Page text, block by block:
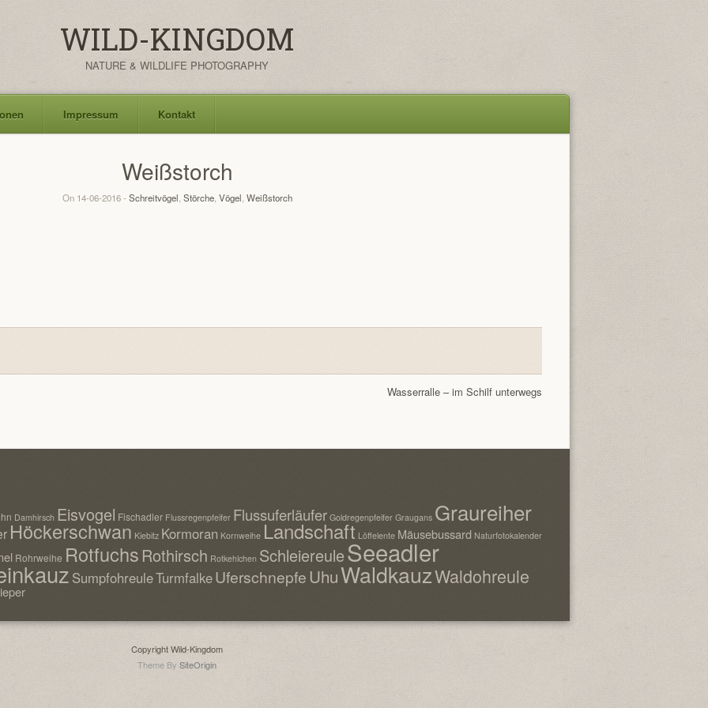
WILD-KINGDOM
NATURE & WILDLIFE PHOTOGRAPHY
Impressum Kontakt
Weißstorch
On 14-06-2016 - Schreitvögel Störche, Vögel Weißstorch
Wasserralle – im Schilf unterwegs
Damhirsch Eisvogel Fischadler Flussregenpfeifer Flussuferläufer Goldregenpfeifer Graugans Graureiher
Höckerschwan Kiebitz Kormoran Kornweihe Landschaft Löffelente Mäusebussard Naturfotokalender
Rohrweihe Rotfuchs Rothirsch Rotkehlchen SchleiereuleSeeadler
SumpfohreuleTurmfalkeUferschnepfeUhuWaldkauzWaldohreule
Copyright Wild-Kingdom
Theme By SiteOrigin